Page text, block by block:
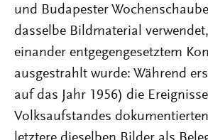
und Budapester
dasselbe Bildmaterial
einander entgegengesetztem
ausgestrahlt wurde: Während
auf das Jahr 1956) die
Volksaufstandes